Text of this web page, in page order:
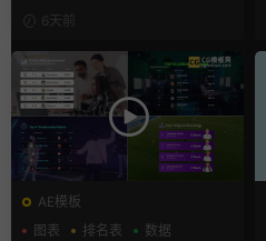
模版6天前
AE模板
图表
排名表 数据